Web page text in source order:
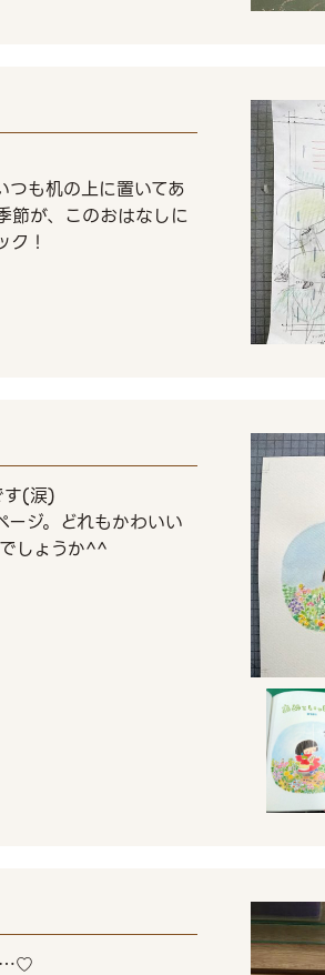
つも机の上に置いてあ
節が、このおはなしに
！
す(涙)
ジ。どれもかわいい
でしょうか^^